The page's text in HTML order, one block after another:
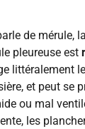
de mérule,
pleureuse est
littéralement
et peut se
ou mal
les